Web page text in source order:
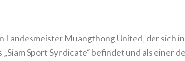
Landesmeister Muangthong United, der sich in
Sport Syndicate“ befindet und als einer